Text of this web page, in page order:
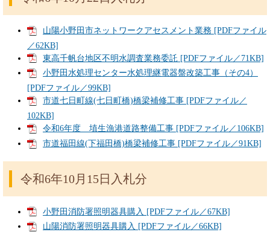
山陽小野田市ネットワークアセスメント業務 [PDFファイル
／62KB]
東高千帆台地区不明水調査業務委託 [PDFファイル／71KB]
小野田水処理センター水処理継電器盤改築工事（その4）
[PDFファイル／99KB]
市道七日町線(七日町橋)橋梁補修工事 [PDFファイル／
102KB]
令和6年度 埴生漁港道路整備工事 [PDFファイル／106KB]
市道福田線(下福田橋)橋梁補修工事 [PDFファイル／91KB]
令和6年10月15日入札分
小野田消防署照明器具購入 [PDFファイル／67KB]
山陽消防署照明器具購入 [PDFファイル／66KB]